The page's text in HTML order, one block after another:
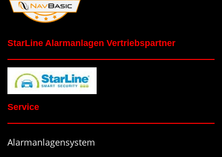
StarLine Alarmanlagen Vertriebspartner
Service
Alarmanlagensystem